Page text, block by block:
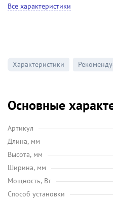
Все характеристики
Характеристики
Основные
Артикул
Длина, мм
Высота, мм
Ширина, мм
Мощность, Вт
Способ установки